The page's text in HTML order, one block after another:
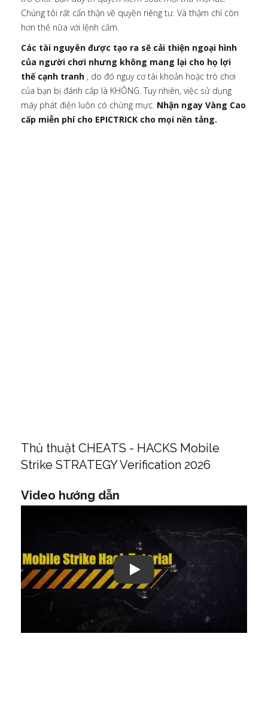
Chúng tôi rất cẩn thận về quyền riêng tư. Và thậm chí còn
hơn thế nữa với lệnh cấm.
Các tài nguyên được tạo ra sẽ cải thiện ngoại hình
của người chơi nhưng không mang lại cho họ lợi
thế cạnh tranh , do đó nguy cơ tài khoản hoặc trò chơi
của bạn bị đánh cắp là KHÔNG. Tuy nhiên, việc sử dụng
máy phát điện luôn có chừng mực. Nhận ngay Vàng Cao
cấp miễn phí cho EPICTRICK cho mọi nền tảng.
Thủ thuật CHEATS - HACKS Mobile
Strike STRATEGY Verification 2026
Video hướng dẫn
Play: Keynote (Google I/O '18)